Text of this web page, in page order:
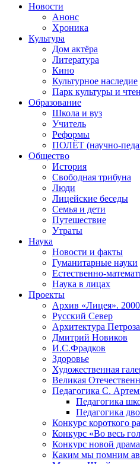
Новости
Анонс
Хроника
Культура
Дом актёра
Литература
Кино
Культурное наследие
Парк культуры и
Образование
Школа и вуз
Учитель
Реформы
ПОЛЁТ (научно-
Общество
История
Свободная трибуна
Люди
Лицейские беседы
Семья и дети
Путешествие
Утраты
Наука
Новости и факты
Гуманитарные науки
Естественно-
Наука в лицах
Проекты
Архив «Лицея».
Русский Север
Архитектура
Дмитрий Новиков
И.С.Фрадков
Здоровье
Художественная
Великая
Педагогика С.
Педагогика
Педагогика
Конкурс короткого
Конкурс «Во весь
Конкурс новой
Каким мы помним